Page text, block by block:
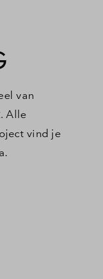
van
Alle
vind je